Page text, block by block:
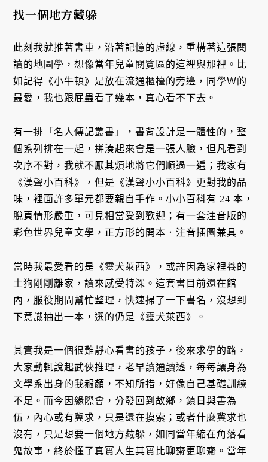
找一個地方藏躲
此刻我就推著書車，沿著記憶的虛線，重構著這張閱
讀的地圖學，想像當年兒童閱覽區的這裡與那裡。比
如記得《小牛頓》是放在流通櫃檯的旁邊，同學Ｗ的
最愛，我也跟屁蟲看了幾本，真心看不下去。
有一排「名人傳記叢書」，書背設計是一體性的，整
個系列排在一起，拼湊起來會是一張人臉，但凡看到
次序不對，我就不厭其煩地將它們順過一遍；我家有
《漢聲小百科》，但是《漢聲小小百科》更對我的品
味，裡面許多單元都要親自手作。小小百科有 24 本，
脫頁情形嚴重，可見相當受到歡迎；有一套注音版的
彩色世界兒童文學，正方形的開本．注音插圖兼具。
當時我最愛看的是《靈犬萊西》，或許因為家裡養的
土狗剛剛離家，讀來感受特深。這套書目前還在館
內，服役期間幫忙整理，快速掃了一下書名，沒想到
下意識抽出一本，選的仍是《靈犬萊西》。
其實我是一個很難靜心看書的孩子，後來求學的路，
大家動輒說起武俠推理，老早讀通讀透，每每讓身為
文學系出身的我赧顏，不知所措，好像自己基礎訓練
不足。而今因緣際會，分發回到故鄉，鎮日與書為
伍，內心或有冀求，只是還在摸索；或者什麼冀求也
沒有，只是想要一個地方藏躲，如同當年縮在角落看
鬼故事，終於懂了真實人生其實比聊齋更聊齋。當年